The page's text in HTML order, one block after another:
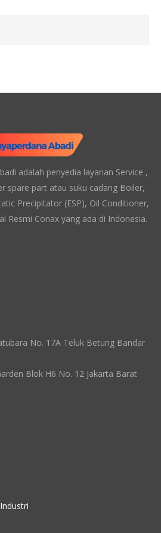
adalah penyedia layanan Service ,
spare part atau suku cadang Boiler,
Precipitator (ESP), Oil Conditioner,
Resmi Conax yang ada di Indonesia.
No. 17A Teluk Betung Bandar
Blok H6 No. 12 Jakarta Barat